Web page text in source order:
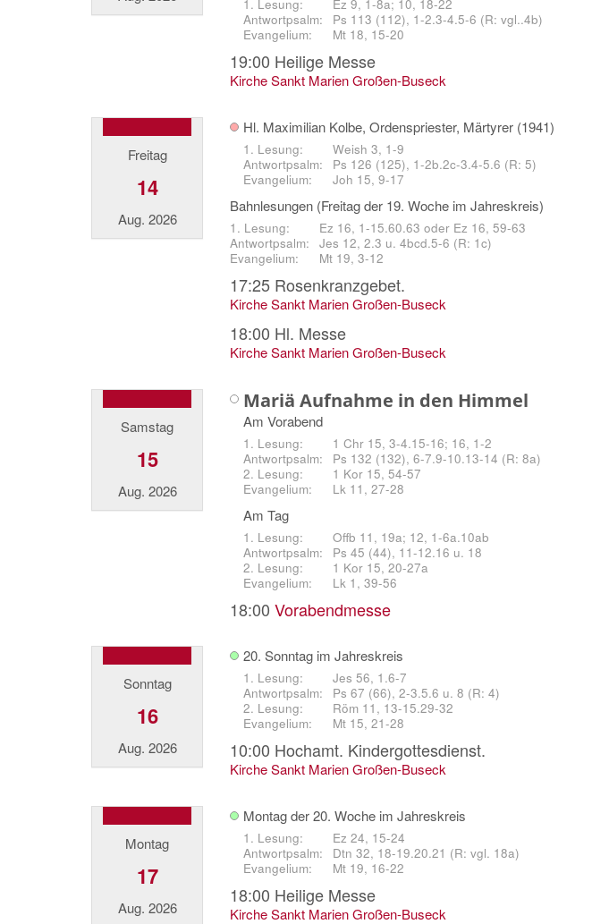
Ez 9, 1-8a; 10, 18-22
Ps 113 (112), 1-2.3-4.5-6 (R: vgl..4b)
Mt 18, 15-20
19:00 Heilige Messe
Kirche Sankt Marien Großen-Buseck
Freitag
14
Aug. 2026
Hl. Maximilian Kolbe, Ordenspriester, Märtyrer (1941)
Weish 3, 1-9
Ps 126 (125), 1-2b.2c-3.4-5.6 (R: 5)
Joh 15, 9-17
Bahnlesungen (Freitag der 19. Woche im Jahreskreis)
Ez 16, 1-15.60.63 oder Ez 16, 59-63
Jes 12, 2.3 u. 4bcd.5-6 (R: 1c)
Mt 19, 3-12
17:25 Rosenkranzgebet.
Kirche Sankt Marien Großen-Buseck
18:00 Hl. Messe
Kirche Sankt Marien Großen-Buseck
Samstag
15
Aug. 2026
Mariä Aufnahme in den Himmel
Am Vorabend
1 Chr 15, 3-4.15-16; 16, 1-2
Ps 132 (132), 6-7.9-10.13-14 (R: 8a)­
1 Kor 15, 54-57
Lk 11, 27-28
Am Tag
Offb 11, 19a; 12, 1-6a.10ab
Ps 45 (44), 11-12.16 u. 18
1 Kor 15, 20-27a
Lk 1, 39-56
18:00 Vorabendmesse
Sonntag
16
Aug. 2026
20. Sonntag im Jahreskreis
Jes 56, 1.6-7
Ps 67 (66), 2-3.5.6 u. 8 (R: 4)
Röm 11, 13-15.29-32
Mt 15, 21-28
10:00 Hochamt. Kindergottesdienst.
Kirche Sankt Marien Großen-Buseck
Montag
17
Aug. 2026
Montag der 20. Woche im Jahreskreis
Ez 24, 15-24
Dtn 32, 18-19.20.21 (R: vgl. 18a)
Mt 19, 16-22
18:00 Heilige Messe
Kirche Sankt Marien Großen-Buseck